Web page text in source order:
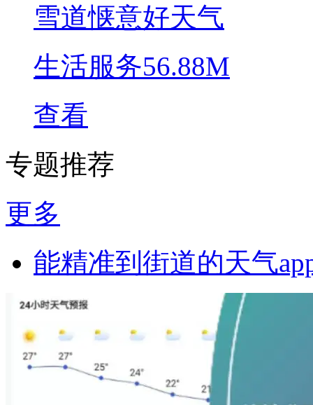
雪道惬意好天气
生活服务56.88M
查看
专题推荐
更多
能精准到街道的天气